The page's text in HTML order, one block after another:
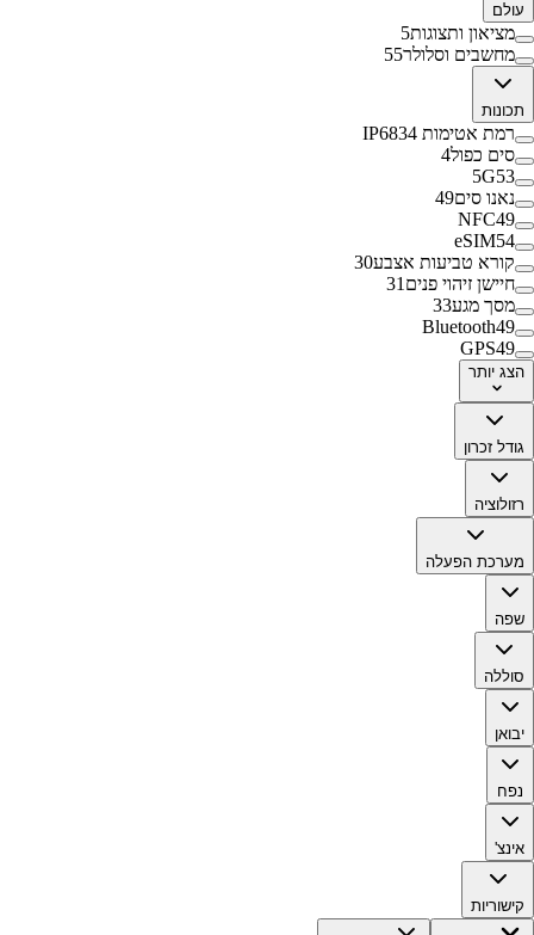
עולם
מציאון ותצוגות5
מחשבים וסלולר55
תכונות
רמת אטימות IP68 34
סים כפול4
5G53
נאנו סים49
NFC49
eSIM54
קורא טביעות אצבע30
חיישן זיהוי פנים 31
מסך מגע33
Bluetooth49
GPS49
הצג יותר
גודל זכרון
רזולוציה
מערכת הפעלה
שפה
סוללה
יבואן
נפח
אינצ'
קישוריות